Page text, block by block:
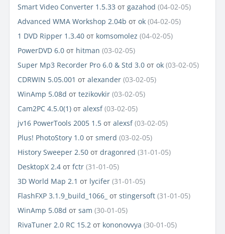
Smart Video Converter 1.5.33 от gazahod (04-02-05)
Advanced WMA Workshop 2.04b от ok (04-02-05)
1 DVD Ripper 1.3.40 от komsomolez (04-02-05)
PowerDVD 6.0 от hitman (03-02-05)
Super Mp3 Recorder Pro 6.0 & Std 3.0 от ok (03-02-05)
CDRWIN 5.05.001 от alexander (03-02-05)
WinAmp 5.08d от tezikovkir (03-02-05)
Cam2PC 4.5.0(1) от alexsf (03-02-05)
jv16 PowerTools 2005 1.5 от alexsf (03-02-05)
Plus! PhotoStory 1.0 от smerd (03-02-05)
History Sweeper 2.50 от dragonred (31-01-05)
DesktopX 2.4 от fctr (31-01-05)
3D World Map 2.1 от lycifer (31-01-05)
FlashFXP 3.1.9_build_1066_ от stingersoft (31-01-05)
WinAmp 5.08d от sam (30-01-05)
RivaTuner 2.0 RC 15.2 от kononovvya (30-01-05)